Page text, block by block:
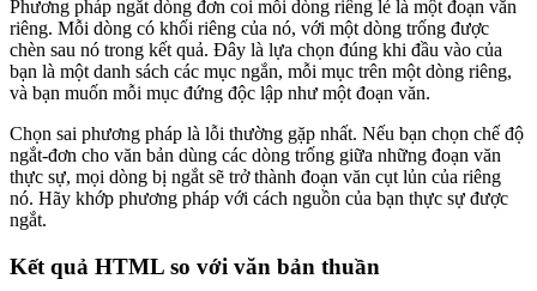
Phương pháp ngắt dòng đơn coi mỗi dòng riêng lẻ là một đoạn văn
riêng. Mỗi dòng có khối riêng của nó, với một dòng trống được
chèn sau nó trong kết quả. Đây là lựa chọn đúng khi đầu vào của
bạn là một danh sách các mục ngắn, mỗi mục trên một dòng riêng,
và bạn muốn mỗi mục đứng độc lập như một đoạn văn.
Chọn sai phương pháp là lỗi thường gặp nhất. Nếu bạn chọn chế độ
ngắt-đơn cho văn bản dùng các dòng trống giữa những đoạn văn
thực sự, mọi dòng bị ngắt sẽ trở thành đoạn văn cụt lủn của riêng
nó. Hãy khớp phương pháp với cách nguồn của bạn thực sự được
ngắt.
Kết quả HTML so với văn bản thuần